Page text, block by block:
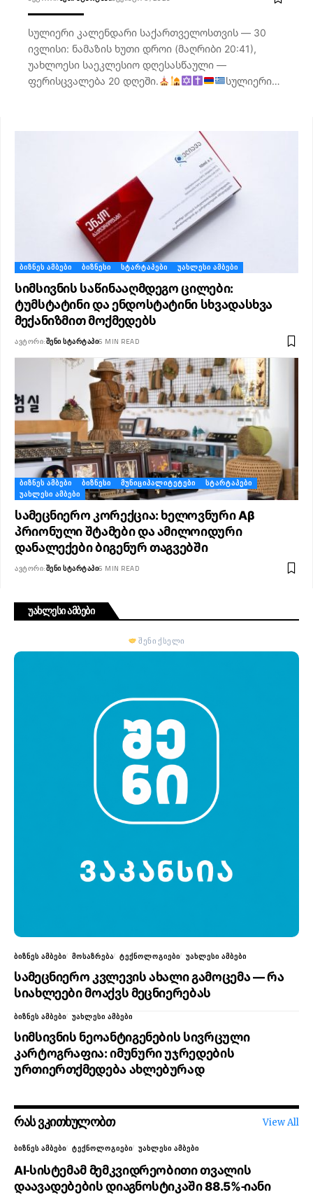
სულიერი კალენდარი საქართველოსთვის — 30
ივლისი: ნამაზის ხუთი დროი (მაღრიბი 20:41),
უახლოესი საეკლესიო დღესასწაული —
ფერისცვალება 20 დღეში.
სულიერი…
ᲑᲘᲖᲜᲔᲡ ᲐᲛᲑᲔᲑᲘ ᲑᲘᲖᲜᲔᲡᲘ ᲡᲢᲐᲠᲢᲐᲞᲔᲑᲘ ᲣᲐᲮᲚᲔᲡᲘ ᲐᲛᲑᲔᲑᲘ
სიმსივნის საწინააღმდეგო ცილები:
ტუმსტატინი და ენდოსტატინი სხვადასხვა
მექანიზმით მოქმედებს
ᲐᲕᲢᲝᲠᲘ:ᲨᲔᲜᲘ ᲡᲢᲐᲠᲢᲐᲞᲘ6 MIN READ
ᲑᲘᲖᲜᲔᲡ ᲐᲛᲑᲔᲑᲘ ᲑᲘᲖᲜᲔᲡᲘ ᲛᲣᲜᲘᲪᲘᲞᲐᲚᲘᲢᲔᲢᲔᲑᲘ
ᲡᲢᲐᲠᲢᲐᲞᲔᲑᲘ
ᲣᲐᲮᲚᲔᲡᲘ ᲐᲛᲑᲔᲑᲘ
სამეცნიერო კორექცია: ხელოვნური Aβ
პრიონული შტამები და ამილოიდური
დანალექები ბიგენურ თაგვებში
ᲐᲕᲢᲝᲠᲘ:ᲨᲔᲜᲘ ᲡᲢᲐᲠᲢᲐᲞᲘ6 MIN READ
უახლესი ამბები
შენი ქსელი
ᲑᲘᲖᲜᲔᲡ ᲐᲛᲑᲔᲑᲘ ᲛᲝᲡᲐᲖᲠᲔᲑᲐ ᲢᲔᲥᲜᲝᲚᲝᲒᲘᲔᲑᲘ ᲣᲐᲮᲚᲔᲡᲘ ᲐᲛᲑᲔᲑᲘ
სამეცნიერო კვლევის ახალი გამოცემა — რა
სიახლეები მოაქვს მეცნიერებას
ᲑᲘᲖᲜᲔᲡ ᲐᲛᲑᲔᲑᲘ ᲣᲐᲮᲚᲔᲡᲘ ᲐᲛᲑᲔᲑᲘ
სიმსივნის ნეოანტიგენების სივრცული
კარტოგრაფია: იმუნური უჯრედების
ურთიერთქმედება ახლებურად
რას ვკითხულობთ View All
ᲑᲘᲖᲜᲔᲡ ᲐᲛᲑᲔᲑᲘ ᲢᲔᲥᲜᲝᲚᲝᲒᲘᲔᲑᲘ ᲣᲐᲮᲚᲔᲡᲘ ᲐᲛᲑᲔᲑᲘ
AI-სისტემამ მემკვიდრეობითი თვალის
დაავადებების დიაგნოსტიკაში 88.5%-იანი